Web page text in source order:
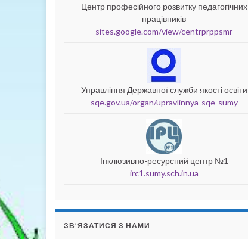
Центр професійного розвитку педагогічних
працівників
sites.google.com/view/centrprppsmr
Управління Державної служби якості освіти
sqe.gov.ua/organ/upravlinnya-sqe-sumy
Інклюзивно-ресурсний центр №1
irc1.sumy.sch.in.ua
ЗВ’ЯЗАТИСЯ З НАМИ